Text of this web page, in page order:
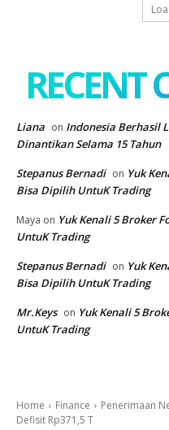
RECENT
Liana on Indonesia Berhasil
Dinantikan Selama 15 Tahun
Stepanus Bernadi on Yuk
Bisa Dipilih UntuK Trading
Maya on Yuk Kenali 5 Broker
UntuK Trading
Stepanus Bernadi on Yuk
Bisa Dipilih UntuK Trading
Mr.Keys on Yuk Kenali 5
UntuK Trading